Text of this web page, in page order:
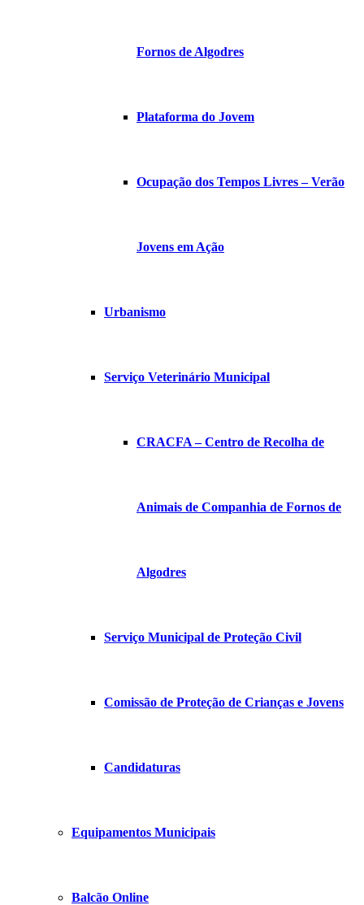
Fornos de Algodres
Plataforma do Jovem
Ocupação dos Tempos Livres – Verão
Jovens em Ação
Urbanismo
Serviço Veterinário Municipal
CRACFA – Centro de Recolha de
Animais de Companhia de Fornos de
Algodres
Serviço Municipal de Proteção Civil
Comissão de Proteção de Crianças e Jovens
Candidaturas
Equipamentos Municipais
Balcão Online